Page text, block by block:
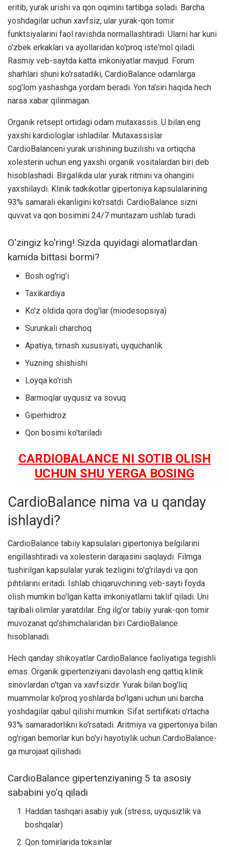
eritib, yurak urishi va qon oqimini tartibga soladi. Barcha
yoshdagilar uchun xavfsiz, ular yurak-qon tomir
funktsiyalarini faol ravishda normallashtiradi. Ularni har kuni
o'zbek erkaklari va ayollaridan ko'proq iste'mol qiladi.
Rasmiy veb-saytda katta imkoniyatlar mavjud. Forum
sharhlari shuni ko'rsatadiki, CardioBalance odamlarga
sog'lom yashashga yordam beradi. Yon ta'siri haqida hech
narsa xabar qilinmagan.
Organik retsept ortidagi odam mutaxassis. U bilan eng
yaxshi kardiologlar ishladilar. Mutaxassislar
CardioBalanceni yurak urishining buzilishi va ortiqcha
xolesterin uchun eng yaxshi organik vositalardan biri deb
hisoblashadi. Birgalikda ular yurak ritmini va ohangini
yaxshilaydi. Klinik tadkikotlar gipertoniya kapsulalarining
93% samarali ekanligini ko'rsatdi. CardioBalance sizni
quvvat va qon bosimini 24/7 muntazam ushlab turadi.
O'zingiz ko'ring! Sizda quyidagi alomatlardan
kamida bittasi bormi?
Bosh og'rig'i
Taxikardiya
Ko'z oldida qora dog'lar (miodesopsiya)
Surunkali charchoq
Apatiya, tirnash xususiyati, uyquchanlik
Yuzning shishishi
Loyqa ko'rish
Barmoqlar uyqusiz va sovuq
Giperhidroz
Qon bosimi ko'tariladi
CARDIOBALANCE NI SOTIB OLISH
UCHUN SHU YERGA BOSING
CardioBalance nima va u qanday
ishlaydi?
CardioBalance tabiiy kapsulalari gipertoniya belgilarini
engillashtiradi va xolesterin darajasini saqlaydi. Filmga
tushirilgan kapsulalar yurak tezligini to'g'rilaydi va qon
pıhtılarını eritadi. Ishlab chiqaruvchining veb-sayti foyda
olish mumkin bo'lgan katta imkoniyatlarni taklif qiladi. Uni
tajribali olimlar yaratdilar. Eng ilg'or tabiiy yurak-qon tomir
muvozanat qo'shimchalaridan biri CardioBalance
hisoblanadi.
Hech qanday shikoyatlar CardioBalance faoliyatiga tegishli
emas. Organik gipertenziyani davolash eng qattiq klinik
sinovlardan o'tgan va xavfsizdir. Yurak bilan bog'liq
muammolar ko'proq yoshlarda bo'lgani uchun uni barcha
yoshdagilar qabul qilishi mumkin. Sifat sertifikati o'rtacha
93% samaradorlikni ko'rsatadi. Aritmiya va gipertoniya bilan
og'rigan bemorlar kun bo'yi hayotiylik uchun CardioBalance-
ga murojaat qilishadi.
CardioBalance gipertenziyaning 5 ta asosiy
sababini yo'q qiladi
Haddan tashqari asabiy yuk (stress, uyqusizlik va
boshqalar)
Qon tomirlarida toksinlar